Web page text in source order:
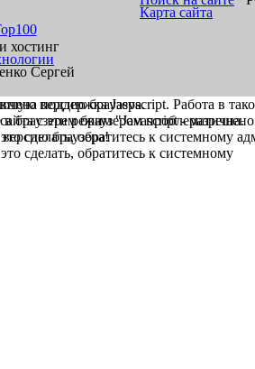
хостинг
Сергей
Карта сайта
поддержка Jasvscript. Работа в
браузере режим "Javascript -
сделать, обратитесь к системному
версию браузера.
с этим браузером проблематична.
браузера!
сделать, обратитесь к системному